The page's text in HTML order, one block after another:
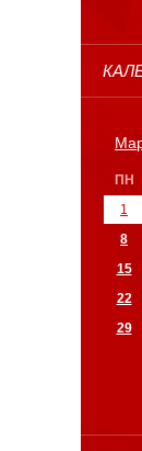
ПН
1
8
15
22
29